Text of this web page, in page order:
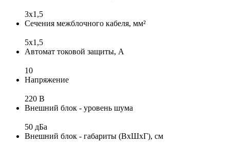
3x1,5
Сечения межблочного кабеля, мм²
5x1,5
Автомат токовой защиты, А
10
Напряжение
220 В
Внешний блок - уровень шума
50 дБа
Внешний блок - габариты (ВхШхГ), см